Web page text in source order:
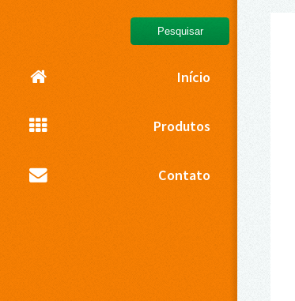
Pesquisar
Início
Produtos
Contato